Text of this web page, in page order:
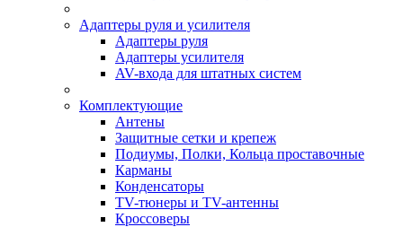
Адаптеры руля и усилителя
Адаптеры руля
Адаптеры усилителя
AV-входа для штатных систем
Комплектующие
Антены
Защитные сетки и крепеж
Подиумы, Полки, Кольца проставочные
Карманы
Конденсаторы
TV-тюнеры и TV-антенны
Кроссоверы